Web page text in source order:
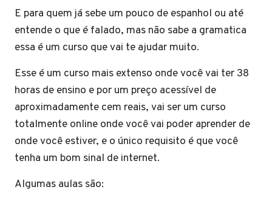
E para quem já sebe um pouco de espanhol ou até
entende o que é falado, mas não sabe a gramatica
essa é um curso que vai te ajudar muito.
Esse é um curso mais extenso onde você vai ter 38
horas de ensino e por um preço acessível de
aproximadamente cem reais, vai ser um curso
totalmente online onde você vai poder aprender de
onde você estiver, e o único requisito é que você
tenha um bom sinal de internet.
Algumas aulas são: